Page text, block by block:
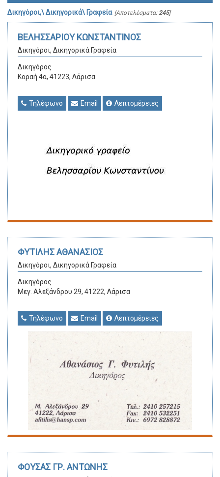
Δικηγόροι,\ Δικηγορικά\ Γραφεία [Αποτελέσματα:245]
ΒΕΛΗΣΣΑΡΙΟΥ ΚΩΝΣΤΑΝΤΙΝΟΣ
Δικηγόροι, Δικηγορικά Γραφεία
Δικηγόρος
Κοραή 4α, 41223, Λάρισα
Τηλέφωνο Email Λεπτομέρειες
ΦΥΤΙΛΗΣ ΑΘΑΝΑΣΙΟΣ
Δικηγόροι, Δικηγορικά Γραφεία
Δικηγόρος
Μεγ. Αλεξάνδρου 29, 41222, Λάρισα
Τηλέφωνο Email Λεπτομέρειες
ΦΟΥΣΑΣ ΓΡ. ΑΝΤΩΝΗΣ